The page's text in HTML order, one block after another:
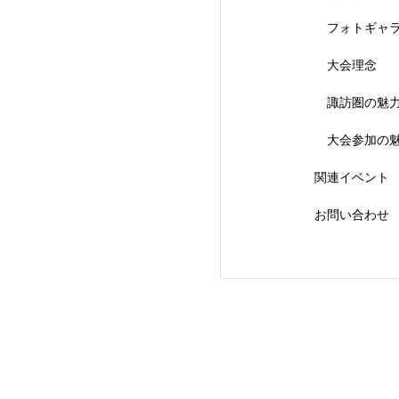
【会議報告】諏訪
フォトギャ
大会理念
諏訪圏の魅力
大会参加の
関連イベント
お問い合わせ